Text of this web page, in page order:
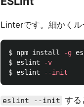
Linterです。細かく
$ npm install -g
$ eslint
-v
$ eslint --init
eslint --init する